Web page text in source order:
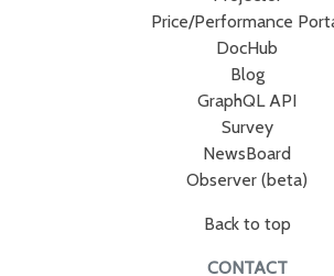
Price/Performance
DocHub
Blog
GraphQL API
Survey
NewsBoard
Observer (beta)
Back to top
CONTACT